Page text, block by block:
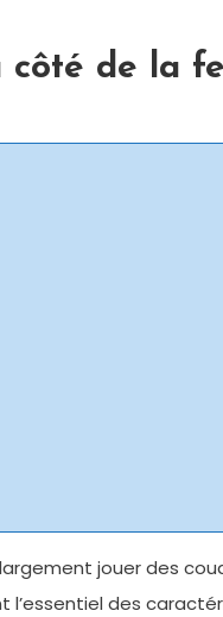
côté de la
jouer des
l’essentiel des